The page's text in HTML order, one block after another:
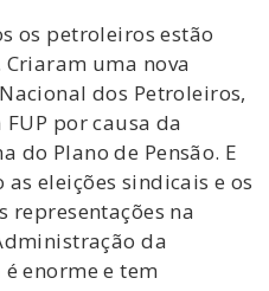
os petroleiros estão
uma nova
dos Petroleiros,
por causa da
do Plano de Pensão. E
eleições sindicais e os
representações na
da
enorme e tem